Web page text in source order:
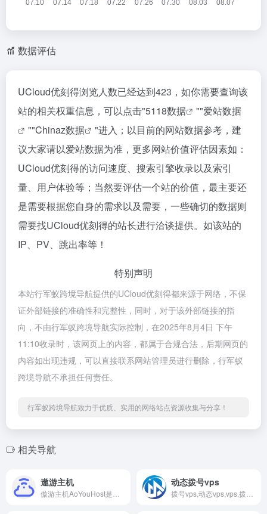
数据评估
UCloud优刻得浏览人数已经达到423，如你需要查询该
站的相关权重信息，可以点击"5118数据 ""爱站数据
""Chinaz数据
"进入；以目前的网站数据参考，建
议大家请以爱站数据为准，更多网站价值评估因素如：
UCloud优刻得的访问速度、搜索引擎收录以及索引
量、用户体验等；当然要评估一个站的价值，最主要还
是需要根据您自身的需求以及需要，一些确切的数据则
需要找UCloud优刻得的站长进行洽谈提供。如该站的
IP、PV、跳出率等！
特别声明
本站行军蚁跨境导航提供的UCloud优刻得都来源于网络，不保
证外部链接的准确性和完整性，同时，对于该外部链接的指
向，不由行军蚁跨境导航实际控制，在2025年8月4日 下午
11:10收录时，该网页上的内容，都属于合规合法，后期网页的
内容如出现违规，可以直接联系网站管理员进行删除，行军蚁
跨境导航不承担任何责任。
行军蚁跨境导航致力于优质、实用的网络站点资源收集与分享！
相关导航
遨游主机 动态拨号vps